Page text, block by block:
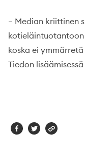
– Median kriittinen
koska ei
Tiedon